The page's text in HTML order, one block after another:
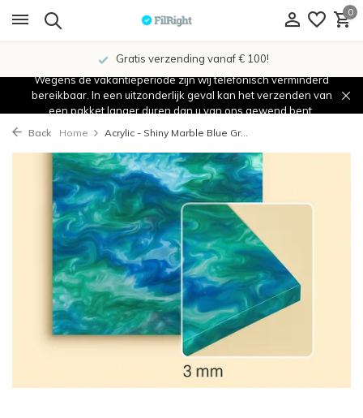
0
Gratis verzending vanaf € 100!
Wegens de vakantieperiode zijn wij telefonisch verminderd
bereikbaar. In een uitzonderlijk geval kan het verzenden van
een pakket langer duren dan u van ons gewend bent.
Back Home Acrylic - Shiny Marble Blue Gr...